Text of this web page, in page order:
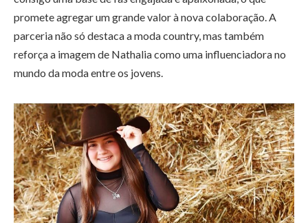
promete agregar um grande valor à nova colaboração. A
parceria não só destaca a moda country, mas também
reforça a imagem de Nathalia como uma influenciadora no
mundo da moda entre os jovens.